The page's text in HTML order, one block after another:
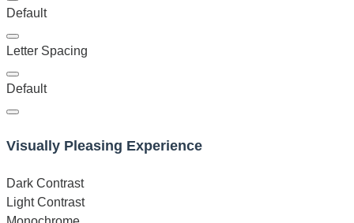
Default
Letter Spacing
Default
Visually Pleasing Experience
Dark Contrast
Light Contrast